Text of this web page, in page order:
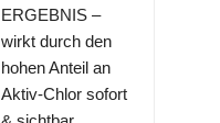
ERGEBNIS –
wirkt durch den
hohen Anteil an
Aktiv-Chlor sofort